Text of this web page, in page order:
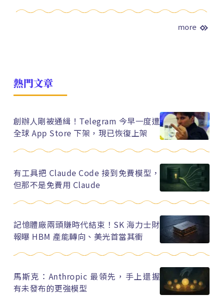
more
熱門文章
創辦人剛被通緝！Telegram 今早一度遭
全球 App Store 下架，現已恢復上架
有工具把 Claude Code 接到免費模型，
但那不是免費用 Claude
記憶體廠兩頭賺時代結束！SK 海力士財
報曝 HBM 產能轉向、美光首當其衝
馬斯克：Anthropic 最領先，手上還握
有未發布的更強模型